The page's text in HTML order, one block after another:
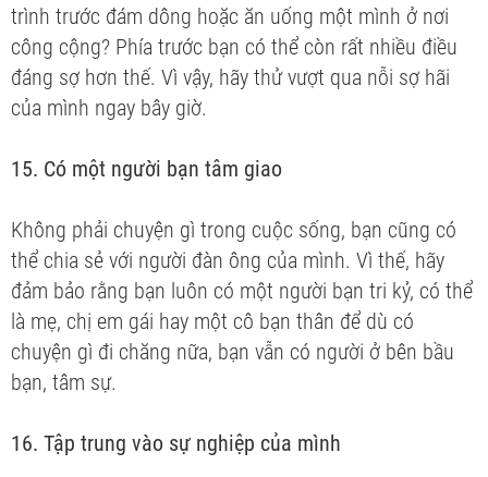
trình trước đám dông hoặc ăn uống một mình ở nơi
công cộng? Phía trước bạn có thể còn rất nhiều điều
đáng sợ hơn thế. Vì vậy, hãy thử vượt qua nỗi sợ hãi
của mình ngay bây giờ.
15. Có một người bạn tâm giao
Không phải chuyện gì trong cuộc sống, bạn cũng có
thể chia sẻ với người đàn ông của mình. Vì thế, hãy
đảm bảo rằng bạn luôn có một người bạn tri kỷ, có thể
là mẹ, chị em gái hay một cô bạn thân để dù có
chuyện gì đi chăng nữa, bạn vẫn có người ở bên bầu
bạn, tâm sự.
16. Tập trung vào sự nghiệp của mình